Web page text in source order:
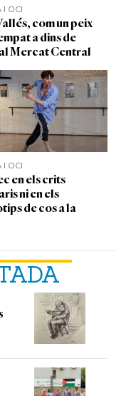
I OCI
com un peix
a dins de
Mercat Central
I OCI
en els crits
ni en els
de cos a la